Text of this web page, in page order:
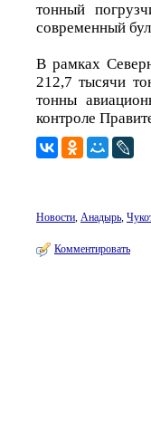
тонный
современный
В рамках
212,7 тысячи
тонны
контроле
Новости, Анадырь,
Комментировать